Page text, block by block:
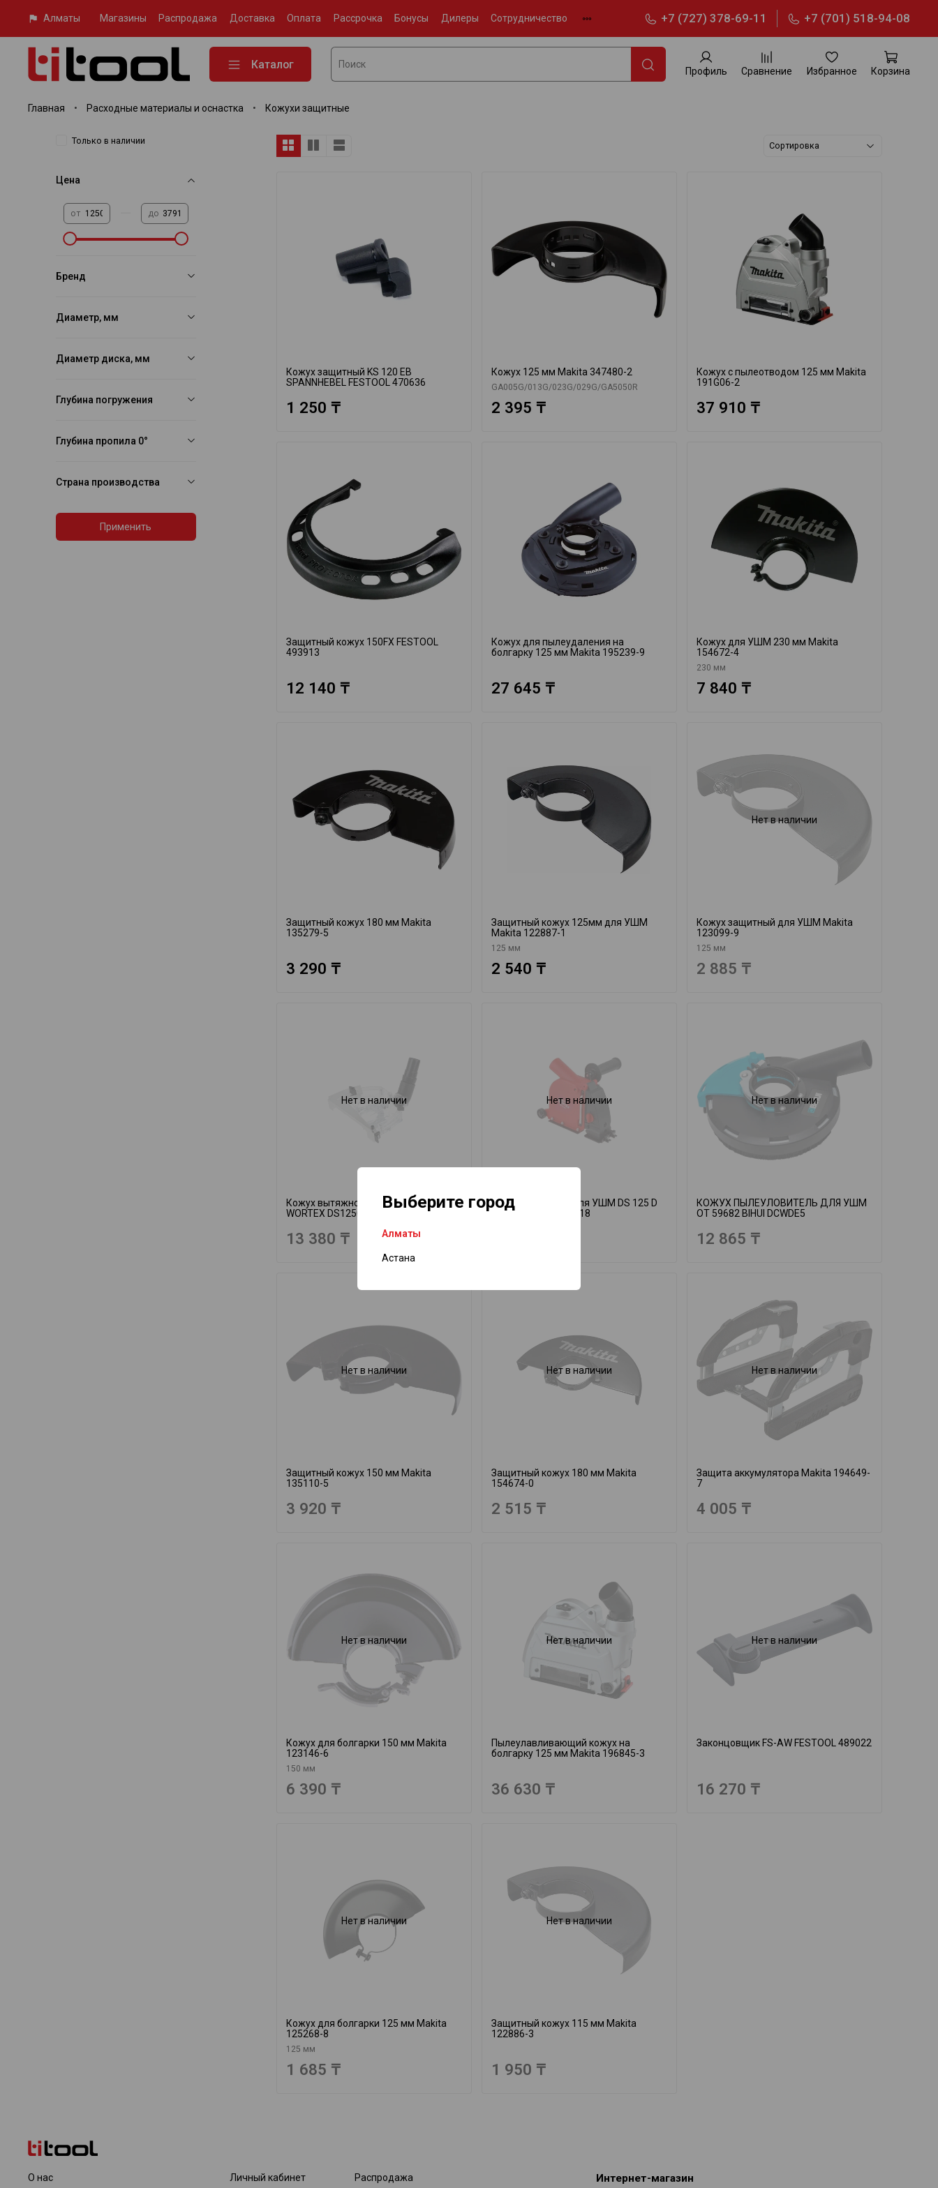
Алматы Магазины Распродажа Доставка Оплата Рассрочка Бонусы Дилеры Сотрудничество +7 (727) 378-69-11 +7 (701) 518-94-08
Каталог
Профиль Сравнение Избранное Корзина
Выберите город
Алматы
Астана
Главная Расходные материалы и оснастка Кожухи защитные
Кожух защитный KS 120 EB
SPANNHEBEL FESTOOL 470636
1 250 ₸
Кожух 125 мм Makita 347480-2
GA005G/013G/023G/029G/GA5050R
2 395 ₸
Кожух с пылеотводом 125 мм Makita
191G06-2
37 910 ₸
Защитный кожух 150FX FESTOOL
493913
12 140 ₸
Кожух для пылеудаления на
болгарку 125 мм Makita 195239-9
27 645 ₸
Кожух для УШМ 230 мм Makita
154672-4
230 мм
7 840 ₸
Защитный кожух 180 мм Makita
135279-5
3 290 ₸
Защитный кожух 125мм для УШМ
Makita 122887-1
125 мм
2 540 ₸
Нет в наличии
Кожух защитный для УШМ Makita
123099-9
125 мм
2 885 ₸
Нет в наличии
Кожух вытяжной для УШМ DS 125
WORTEX DS12500018
13 380 ₸
Нет в наличии
Кожух вытяжной для УШМ DS 125 D
WORTEX DS125D0018
Нет в наличии
КОЖУХ ПЫЛЕУЛОВИТЕЛЬ ДЛЯ УШМ
ОТ 59682 BIHUI DCWDE5
12 865 ₸
Нет в наличии
Защитный кожух 150 мм Makita
135110-5
3 920 ₸
Нет в наличии
Защитный кожух 180 мм Makita
154674-0
2 515 ₸
Нет в наличии
Защита аккумулятора Makita 194649-
7
4 005 ₸
Нет в наличии
Кожух для болгарки 150 мм Makita
123146-6
150 мм
6 390 ₸
Нет в наличии
Пылеулавливающий кожух на
болгарку 125 мм Makita 196845-3
36 630 ₸
Нет в наличии
Законцовщик FS-AW FESTOOL 489022
16 270 ₸
Нет в наличии
Кожух для болгарки 125 мм Makita
125268-8
125 мм
1 685 ₸
Нет в наличии
Защитный кожух 115 мм Makita
122886-3
1 950 ₸
Только в наличии
Цена
от до
Бренд
Диаметр, мм
Диаметр диска, мм
Глубина погружения
Глубина пропила 0°
Страна производства
Применить
О нас Личный кабинет Распродажа Интернет-магазин